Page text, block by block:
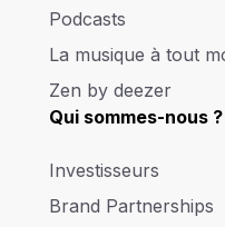
Podcasts
La musique à tout
Zen by deezer
Qui sommes-nous ?
Investisseurs
Brand Partnerships